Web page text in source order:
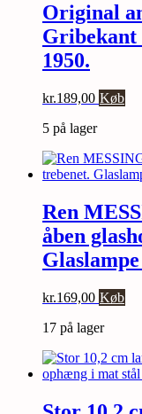
Original
Gribekant
1950.
kr.189,00 Køb
5 på lager
Ren
åben
kr.169,00 Køb
17 på lager